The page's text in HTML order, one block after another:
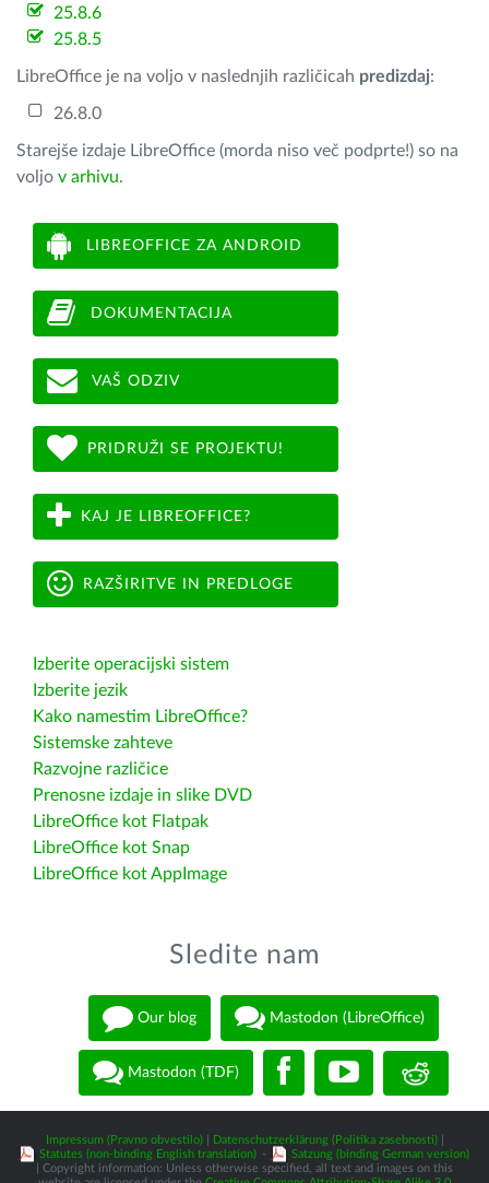
25.8.6
25.8.5
LibreOffice je na voljo v naslednjih različicah predizdaj:
26.8.0
Starejše izdaje LibreOffice (morda niso več podprte!) so na
voljo v arhivu.
LIBREOFFICE ZA ANDROID
DOKUMENTACIJA
VAŠ ODZIV
PRIDRUŽI SE PROJEKTU!
KAJ JE LIBREOFFICE?
RAZŠIRITVE IN PREDLOGE
Izberite operacijski sistem
Izberite jezik
Kako namestim LibreOffice?
Sistemske zahteve
Razvojne različice
Prenosne izdaje in slike DVD
LibreOffice kot Flatpak
LibreOffice kot Snap
LibreOffice kot AppImage
Sledite nam
Our blog Mastodon (LibreOffice)
Mastodon (TDF)
Impressum (Pravno obvestilo)| Datenschutzerklärung (Politika zasebnosti)|
Statutes (non-binding English translation) -
Satzung (binding German version)
| Copyright information: Unless otherwise specified, all text and images on this